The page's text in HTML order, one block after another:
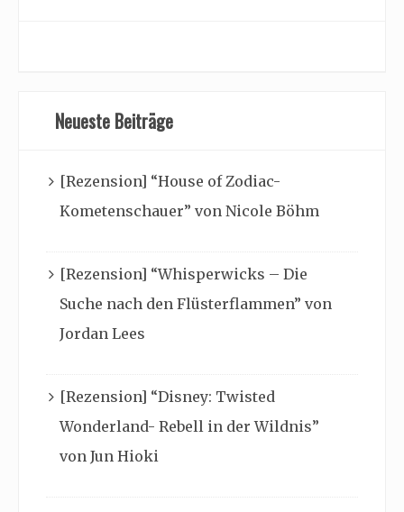
Neueste Beiträge
[Rezension] “House of Zodiac-
Kometenschauer” von Nicole Böhm
[Rezension] “Whisperwicks – Die
Suche nach den Flüsterflammen” von
Jordan Lees
[Rezension] “Disney: Twisted
Wonderland- Rebell in der Wildnis”
von Jun Hioki